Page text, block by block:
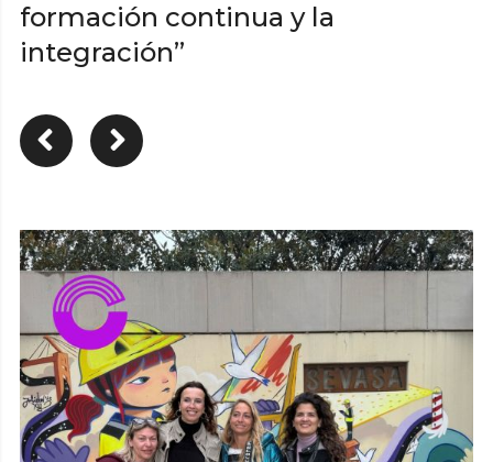
formación continua y la
integración”